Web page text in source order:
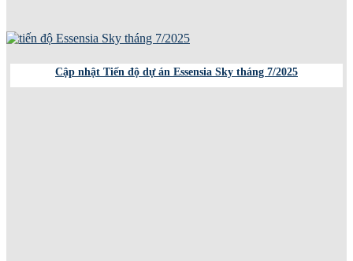
Cập nhật Tiến độ dự án Essensia Sky tháng 7/2025